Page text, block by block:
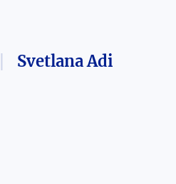
Svetlana Adi